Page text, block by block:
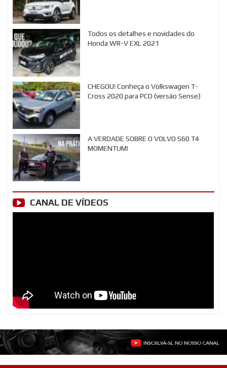
Todos os detalhes e novidades do
Honda WR-V EXL 2021
CHEGOU! Conheça o Volkswagen T-
Cross 2020 para PCD (versão Sense)
A VERDADE SOBRE O VOLVO S60 T4
MOMENTUM!
CANAL DE VÍDEOS